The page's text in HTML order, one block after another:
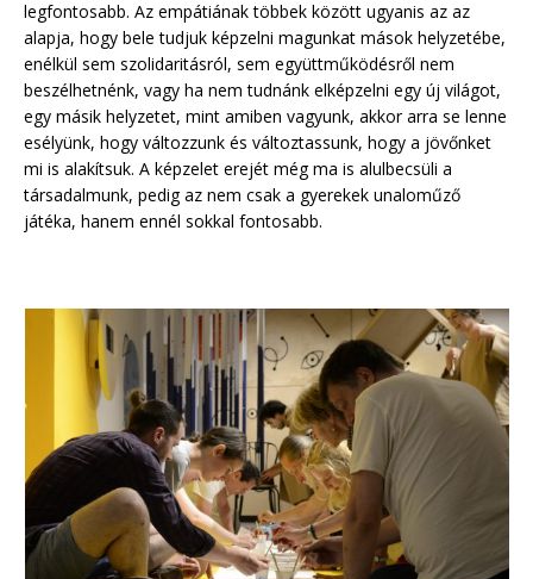
legfontosabb. Az empátiának többek között ugyanis az az
alapja, hogy bele tudjuk képzelni magunkat mások helyzetébe,
enélkül sem szolidaritásról, sem együttműködésről nem
beszélhetnénk, vagy ha nem tudnánk elképzelni egy új világot,
egy másik helyzetet, mint amiben vagyunk, akkor arra se lenne
esélyünk, hogy változzunk és változtassunk, hogy a jövőnket
mi is alakítsuk. A képzelet erejét még ma is alulbecsüli a
társadalmunk, pedig az nem csak a gyerekek unaloműző
játéka, hanem ennél sokkal fontosabb.